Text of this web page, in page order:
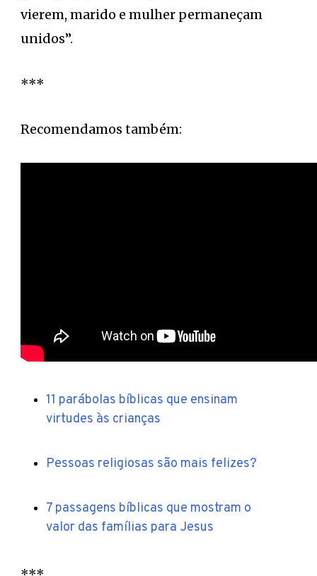
vierem, marido e mulher permaneçam
unidos”.
***
Recomendamos também:
11 parábolas bíblicas que ensinam
virtudes às crianças
Pessoas religiosas são mais felizes?
7 passagens bíblicas que mostram o
valor das famílias para Jesus